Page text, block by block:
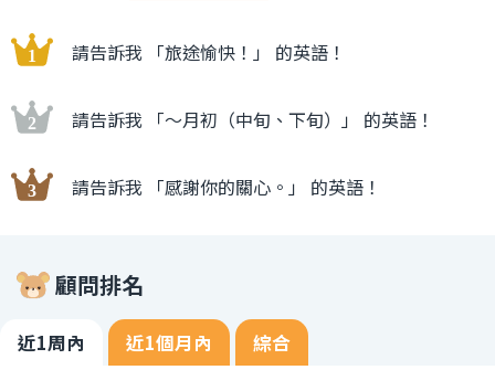
請告訴我 「旅途愉快！」 的英語！
請告訴我 「〜月初（中旬、下旬）」 的英語！
請告訴我 「感謝你的關心。」 的英語！
顧問排名
近1周內 近1個月內 綜合